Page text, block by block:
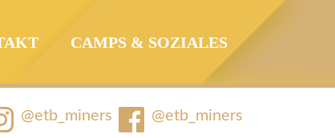
CAMPS & SOZIALES
@etb_miners @etb_miners